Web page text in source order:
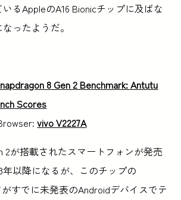
るAppleのA16 Bionicチップに及ばな
ったようだ。
8 Gen 2 Benchmark: Antutu
Scores
vivo V2227A
2が搭載されたスマートフォンが発売
年以降になるが、このチップの
すでに未発表のAndroidデバイスでテ